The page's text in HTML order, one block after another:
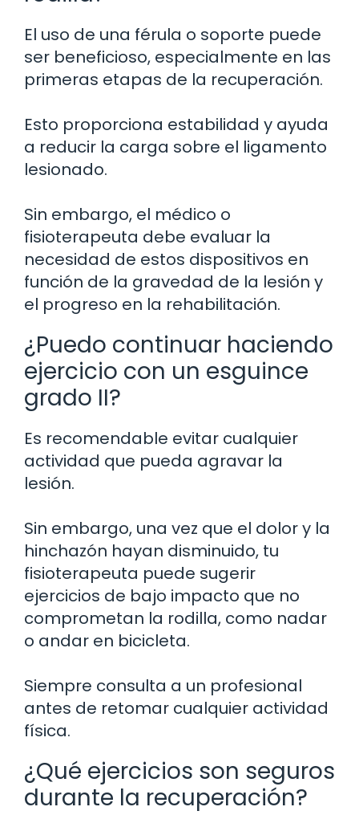
El uso de una férula o soporte puede
ser beneficioso, especialmente en las
primeras etapas de la recuperación.
Esto proporciona estabilidad y ayuda
a reducir la carga sobre el ligamento
lesionado.
Sin embargo, el médico o
fisioterapeuta debe evaluar la
necesidad de estos dispositivos en
función de la gravedad de la lesión y
el progreso en la rehabilitación.
¿Puedo continuar haciendo
ejercicio con un esguince
grado II?
Es recomendable evitar cualquier
actividad que pueda agravar la
lesión.
Sin embargo, una vez que el dolor y la
hinchazón hayan disminuido, tu
fisioterapeuta puede sugerir
ejercicios de bajo impacto que no
comprometan la rodilla, como nadar
o andar en bicicleta.
Siempre consulta a un profesional
antes de retomar cualquier actividad
física.
¿Qué ejercicios son seguros
durante la recuperación?